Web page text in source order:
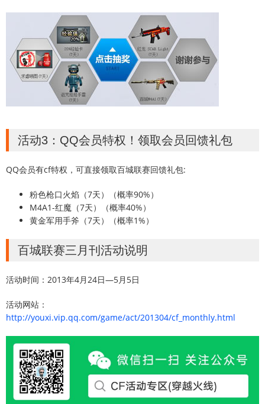
活动3：QQ会员特权！领取会员回馈礼包
QQ会员有cf特权，可直接领取百城联赛回馈礼包:
粉色枪口火焰（7天）（概率90%）
M4A1-红魔（7天）（概率40%）
黄金军用手斧（7天）（概率1%）
百城联赛三月刊活动说明
活动时间：2013年4月24日—5月5日
活动网站：
http://youxi.vip.qq.com/game/act/201304/cf_monthly.html